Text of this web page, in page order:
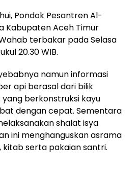
Pondok Pesantren Al-
Kabupaten Aceh Timur
terbakar pada Selasa
20.30 WIB.
namun informasi
api berasal dari bilik
berkonstruksi kayu
dengan cepat. Sementara
shalat isya
ini menghanguskan asrama
kitab serta pakaian santri.